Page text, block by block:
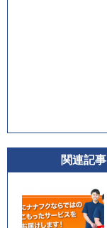
関連記事